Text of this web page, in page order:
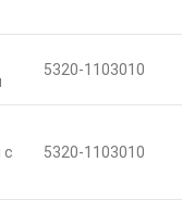
5320-1103010
с
5320-1103010